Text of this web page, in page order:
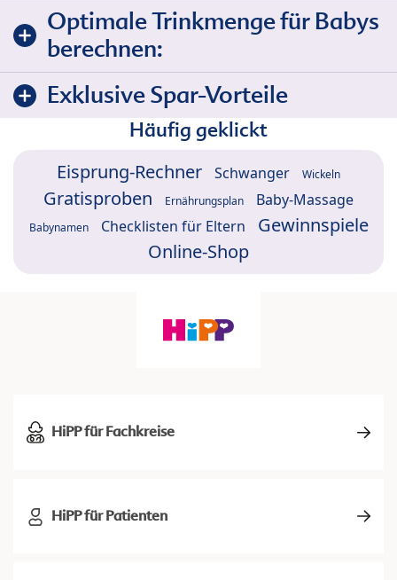
Optimale Trinkmenge für Babys
berechnen:
Exklusive Spar-Vorteile
Häufig geklickt
Eisprung-Rechner Schwanger Wickeln
Gratisproben Ernährungsplan Baby-Massage
Babynamen Checklisten für Eltern
Gewinnspiele
Online-Shop
HiPP für Fachkreise
HiPP für Patienten